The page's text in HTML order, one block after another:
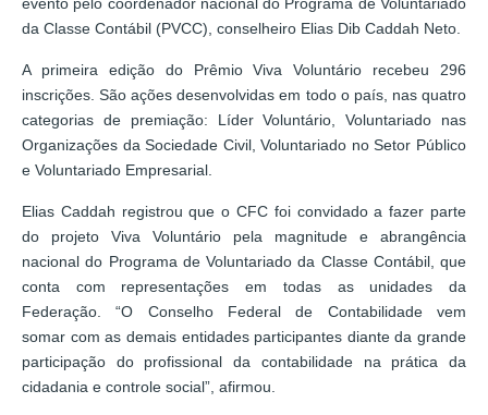
da Classe Contábil (PVCC), conselheiro Elias Dib Caddah Neto.
A primeira edição do Prêmio Viva Voluntário recebeu 296
inscrições. São ações desenvolvidas em todo o país, nas quatro
categorias de premiação: Líder Voluntário, Voluntariado nas
Organizações da Sociedade Civil, Voluntariado no Setor Público
e Voluntariado Empresarial.
Elias Caddah registrou que o CFC foi convidado a fazer parte
do projeto Viva Voluntário pela magnitude e abrangência
nacional do Programa de Voluntariado da Classe Contábil, que
conta com representações em todas as unidades da
Federação. “O Conselho Federal de Contabilidade vem
somar com as demais entidades participantes diante da grande
participação do profissional da contabilidade na prática da
cidadania e controle social”, afirmou.